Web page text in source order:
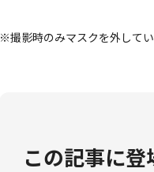
※撮影時のみマスクを外してい
この記事に登